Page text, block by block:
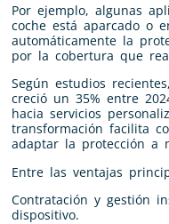
Por ejemplo, algunas
coche está aparcado o
automáticamente la
por la cobertura que
Según estudios
creció un 35% entre
hacia servicios
transformación facilita
adaptar la protección a
Entre las ventajas
Contratación y gestión
dispositivo.